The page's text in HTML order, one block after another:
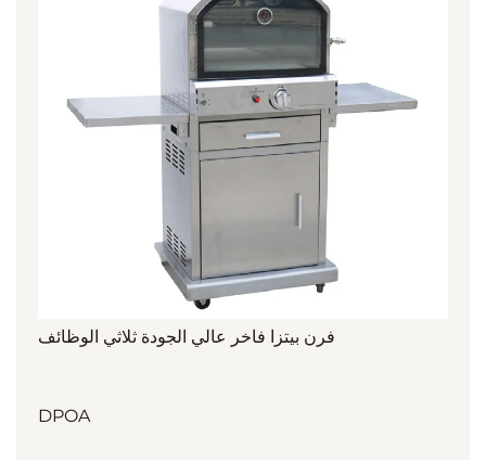
فرن بيتزا فاخر عالي الجودة ثلاثي الوظائف
DPOA